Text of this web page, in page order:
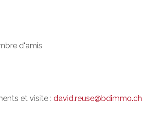
d'amis
et visite :david.reuse@bdimmo.ch